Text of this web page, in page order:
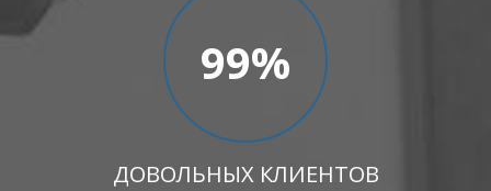
99%
ДОВОЛЬНЫХ КЛИЕНТОВ